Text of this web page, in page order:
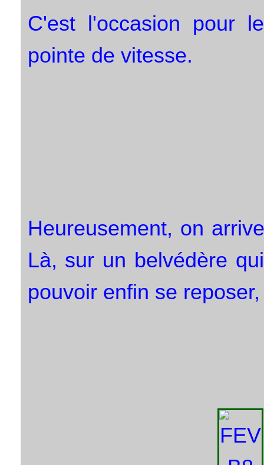
C'est l'occasion pour
pointe de vitesse.
Heureusement, on
Là, sur un belvédère
pouvoir enfin se